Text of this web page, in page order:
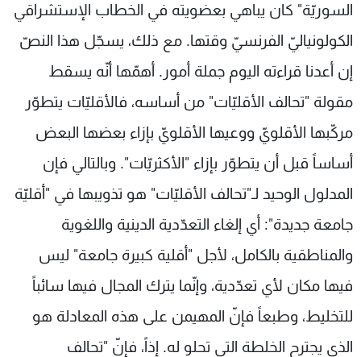
السوريّة" كان يباهي بعضويته في الخطاب الإستشراقي
الكولونياليّ الفرنسيّ وقتها. مع ذلك، يسجّل هذا النصّ
إن أعدنا قراءته اليوم جملة أمور. أهمّها أنّه يسقط
مقولة "تحالف الأقليّات" من أساسه، فالأقليّات يتطوّر
مركّبها الأقلويّ ووعيها الأقلويّ بإزاء بعضها البعض
أساساً قبل أن يتطوّر بإزاء "الأكثريّات". وبالتالي فإن
المدلول الوحيد لـ"تحالف الأقليّات" هو تذويبها في "أقليّة
جامعة جديدة": أي إلغاء التعدّدية الدينية واللغوية
والمناطقية بالكامل، لأجل "أقلية كبيرة جامعة" ليس
فيها مكان لأي تعدّدية، وإنّما يترك المجال فيها سائباً
للتخليط، وطبعاً فإنّ المهيمن على هذه المعادلة هو
الذي يجترح الخلطة التي تحلو له. إذاً، فإنّ "تحالف